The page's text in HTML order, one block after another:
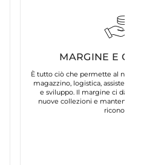
MARGINE E COSTI
È tutto ciò che permette al nostro brand
magazzino, logistica, assistenza clienti,
e sviluppo. Il margine ci dà la
nuove collezioni e mantenere la
riconosci.